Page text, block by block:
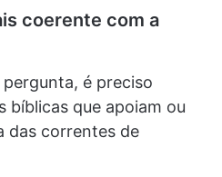
coerente com a
é preciso
bíblicas que apoiam ou
das correntes de